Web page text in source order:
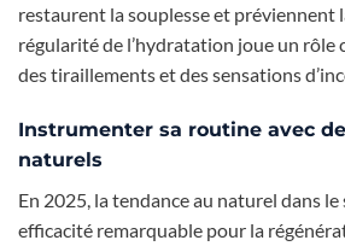
restaurent la souplesse et préviennent
régularité de l’hydratation joue un rôle
des tiraillements et des sensations
Instrumenter sa routine avec
naturels
En 2025, la tendance au naturel dans
efficacité remarquable pour la